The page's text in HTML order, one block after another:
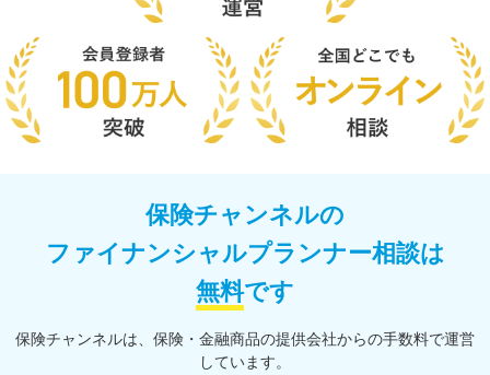
保険チャンネルの
ファイナンシャルプランナー相談は
無料です
保険チャンネルは、保険・⾦融商品の提供会社からの⼿数料で運営
しています。